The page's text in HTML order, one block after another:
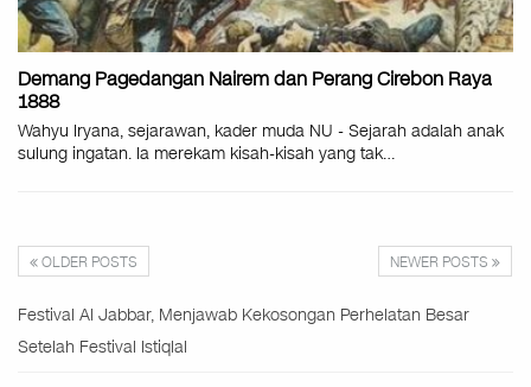
Demang Pagedangan Nairem dan Perang Cirebon Raya
1888
Wahyu Iryana, sejarawan, kader muda NU - Sejarah adalah anak
sulung ingatan. Ia merekam kisah-kisah yang tak…
OLDER POSTS NEWER POSTS
Festival Al Jabbar, Menjawab Kekosongan Perhelatan Besar
Setelah Festival Istiqlal